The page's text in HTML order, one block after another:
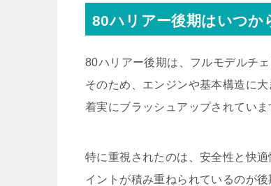
80ハリアー後期はいつか
80ハリアー後期は、フルモデルチ
そのため、エンジンや基本構造に
着実にブラッシュアップされていま
特に重視されたのは、安全性と快
イントが積み重ねられているのが後